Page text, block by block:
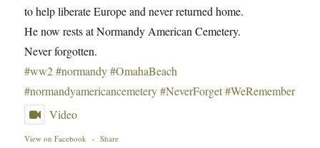
to help liberate Europe and never returned home.
He now rests at Normandy American Cemetery.
Never forgotten.
#ww2 #normandy #OmahaBeach
#normandyamericancemetery #NeverForget #WeRemember
Video
View on Facebook · Share